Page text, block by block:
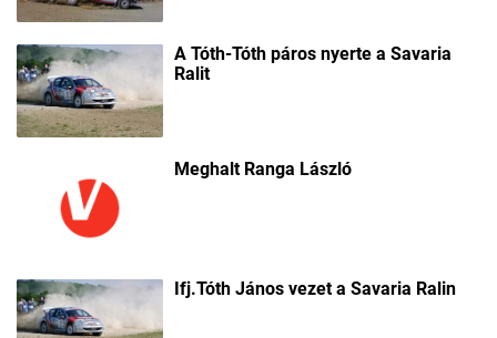
A Tóth-Tóth páros nyerte a Savaria
Ralit
Meghalt Ranga László
Ifj.Tóth János vezet a Savaria Ralin